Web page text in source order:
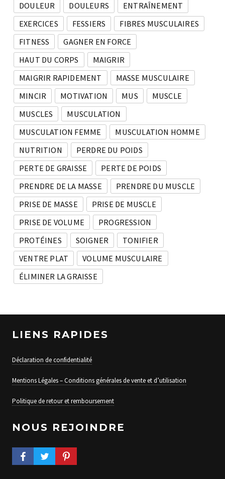
DOULEUR
DOULEURS
ENTRAÎNEMENT
EXERCICES
FESSIERS
FIBRES MUSCULAIRES
FITNESS
GAGNER EN FORCE
HAUT DU CORPS
MAIGRIR
MAIGRIR RAPIDEMENT
MASSE MUSCULAIRE
MINCIR
MOTIVATION MUS
MUSCLE
MUSCLES
MUSCULATION
MUSCULATION FEMME
MUSCULATION HOMME
NUTRITION
PERDRE DU POIDS
PERTE DE GRAISSE
PERTE DE POIDS
PRENDRE DE LA MASSE
PRENDRE DU MUSCLE
PRISE DE MASSE
PRISE DE MUSCLE
PRISE DE VOLUME
PROGRESSION
PROTÉINES
SOIGNER
TONIFIER
VENTRE PLAT
VOLUME MUSCULAIRE
ÉLIMINER LA GRAISSE
LIENS RAPIDES
Déclaration de confidentialité
Mentions Légales – Conditions générales de vente et d’utilisation
Politique de retour et remboursement
NOUS REJOINDRE
FACEBOOK PROFILE
TWITTER PROFILEPINTEREST PROFILE